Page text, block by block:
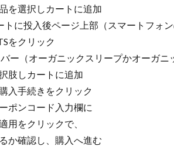
を選択しカートに追加
に投入後ページ上部（スマートフォ
をクリック
ー（オーガニックスリープかオーガニ
肢しカートに追加
入手続きをクリック
ポンコード入力欄に
用をクリックで、
か確認し、購入へ進む